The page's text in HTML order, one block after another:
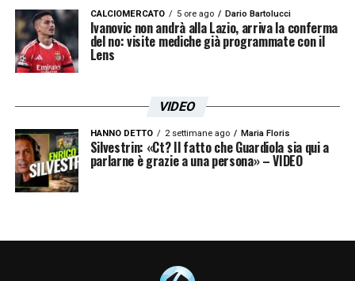
CALCIOMERCATO 5 ore ago Dario Bartolucci
Ivanovic non andrà alla Lazio, arriva la conferma
del no: visite mediche già programmate con il
Lens
VIDEO
HANNO DETTO 2 settimane ago Maria Floris
Silvestrin: «Ct? Il fatto che Guardiola sia qui a
parlarne è grazie a una persona» – VIDEO